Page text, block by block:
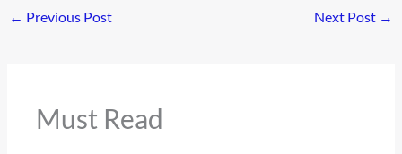
← Previous Post Next Post →
Must Read